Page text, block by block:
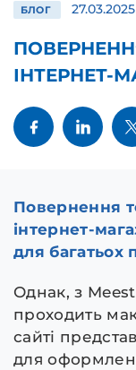
БЛОГ 27.03.2025
ІНТЕРНЕТ-
Повернення
інтернет-
для багатьох
Однак, з
проходить
сайті
для